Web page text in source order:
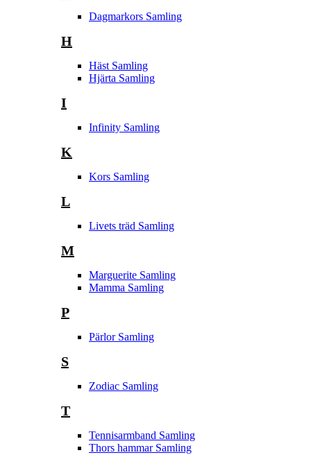
Dagmarkors Samling
H
Häst Samling
Hjärta Samling
I
Infinity Samling
K
Kors Samling
L
Livets träd Samling
M
Marguerite Samling
Mamma Samling
P
Pärlor Samling
S
Zodiac Samling
T
Tennisarmband Samling
Thors hammar Samling